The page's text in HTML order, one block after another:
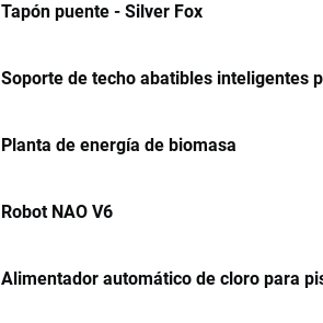
Tapón puente - Silver Fox
Soporte de techo abatibles inteligentes
Planta de energía de biomasa
Robot NAO V6
Alimentador automático de cloro para